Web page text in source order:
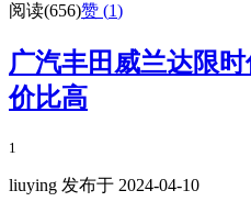
阅读(656)赞 (1)
广汽丰田威兰达限
价比高
1
liuying 发布于 2024-04-10